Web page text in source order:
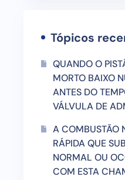
Tópicos
QUANDO O
MORTO BAIXO
ANTES DO
VÁLVULA DE
A COMBUSTÃO
RÁPIDA QUE
NORMAL OU
COM ESTA